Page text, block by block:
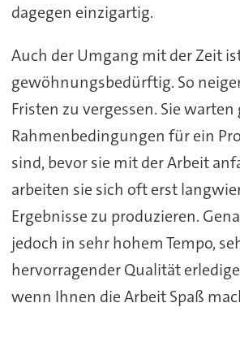
dagegen einzigartig.
Auch der Umgang mit der Zeit
gewöhnungsbedürftig. So
Fristen zu vergessen. Sie warten
Rahmenbedingungen für ein
sind, bevor sie mit der Arbeit
arbeiten sie sich oft erst
Ergebnisse zu produzieren.
jedoch in sehr hohem Tempo,
hervorragender Qualität
wenn Ihnen die Arbeit Spaß